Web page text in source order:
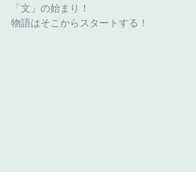
「文」の始まり！
物語はそこからスタートする！